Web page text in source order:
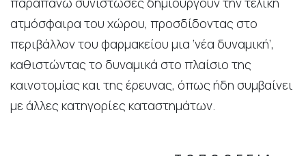
ατμόσφαιρα του χώρου, προσδίδοντας στο
περιβάλλον του φαρμακείου μια ‘νέα δυναμική’,
καθιστώντας το δυναμικά στο πλαίσιο της
καινοτομίας και της έρευνας, όπως ήδη συμβαίνει
με άλλες κατηγορίες καταστημάτων.